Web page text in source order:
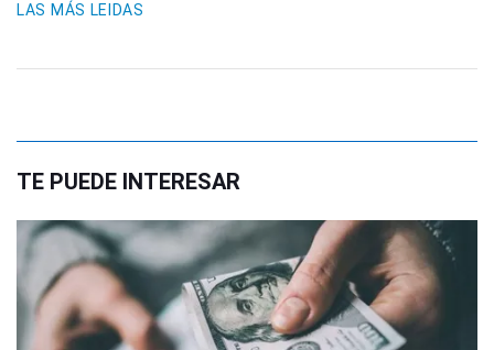
LAS MÁS LEIDAS
TE PUEDE INTERESAR